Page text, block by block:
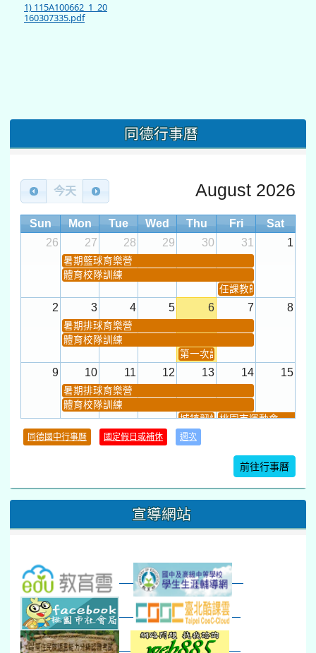
1) 115A100662_1_20
160307335.pdf
同德行事曆
今天 August 2026
Sun Mon Tue Wed Thu Fri
Sat
26
27 28 29 30 31 1
暑期籃球育樂營
體育校隊訓練
任課教師抽籤
2 3 4 5 6 7 8
暑期排球育樂營
體育校隊訓練
第一次課發會 (12:30~)
9 10 11 12 13 14 15
暑期排球育樂營
體育校隊訓練
城鎮韌性(防空)演習
桃園市運動會
暑期體育育樂營結束
21 22
桃園市運動會
數感實驗夏令營(整天)
新生智力測驗補測(...
下午-新進教師研習
教師備課會議
新生訓練(整天)新生訓練(~12:00)
下午-校務會議14:00-
八九年級返校8-9
防災演練工作分配及...
30 31 2 3
同德國中行事曆 國定假日或補休 週次
前往行事曆
宣導網站